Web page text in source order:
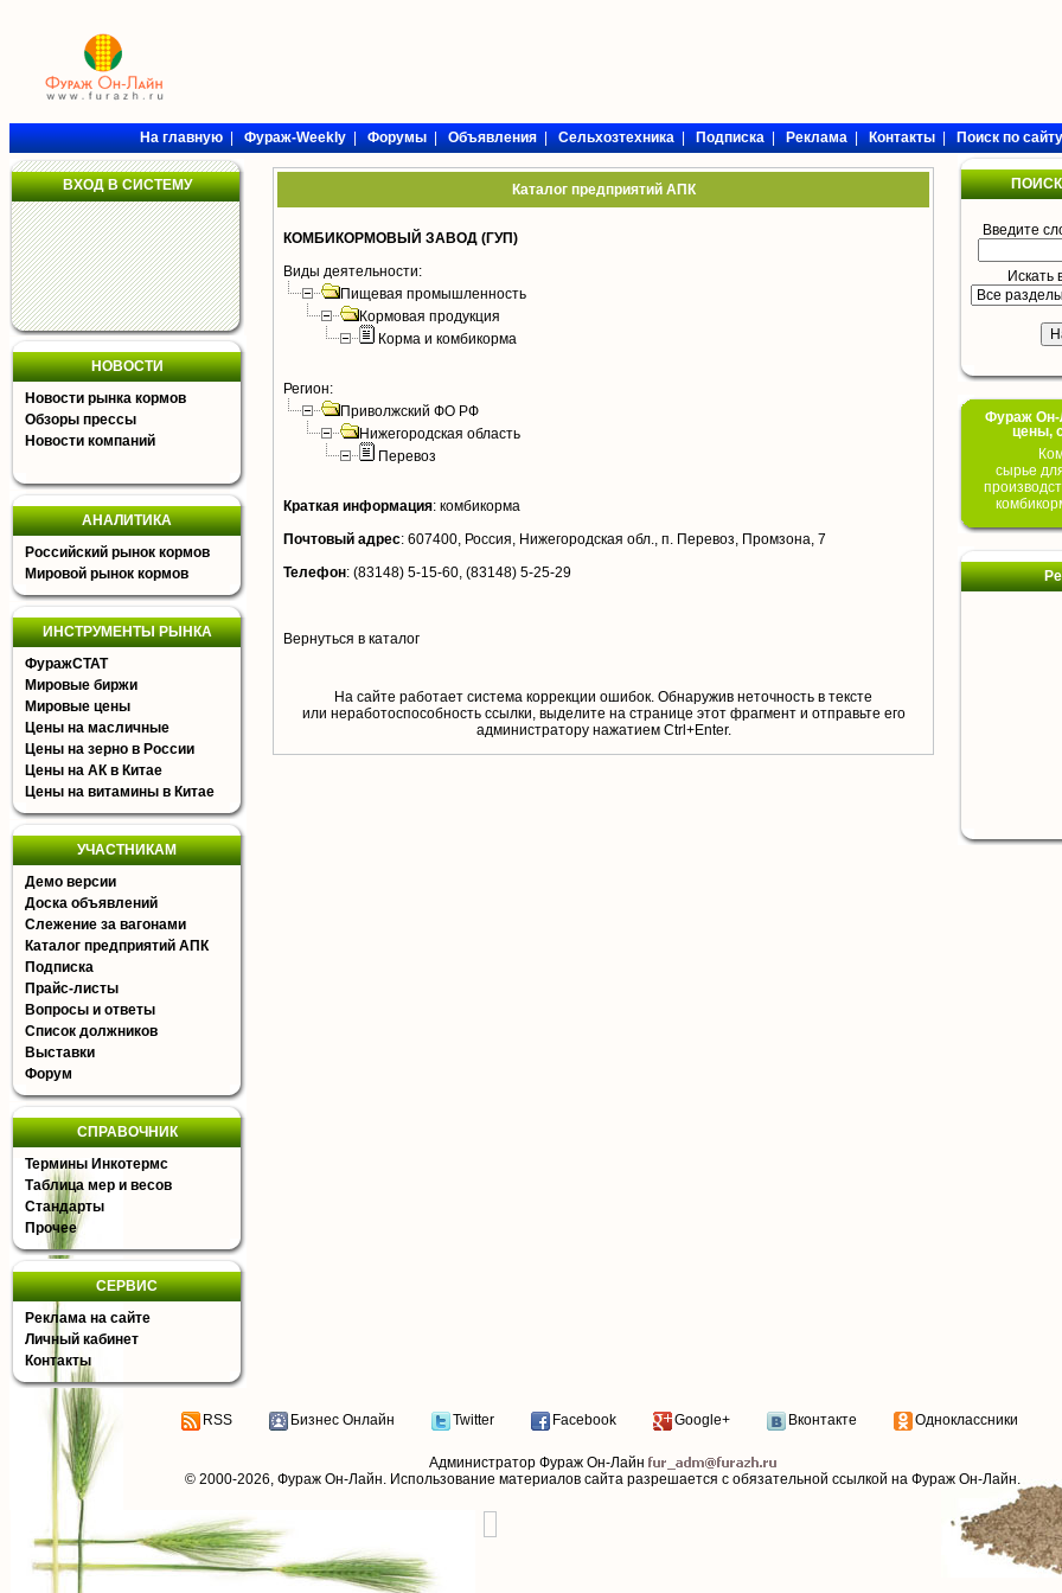
На главную|Фураж-Weekly|Форумы|Объявления|Сельхозтехника|Подписка|Реклама|Контакты|Поиск по сайту
ВХОД В СИСТЕМУ
НОВОСТИ
Новости рынка кормов
Обзоры прессы
Новости компаний
АНАЛИТИКА
Российский рынок кормов
Мировой рынок кормов
ИНСТРУМЕНТЫ РЫНКА
ФуражСТАТ
Мировые биржи
Мировые цены
Цены на масличные
Цены на зерно в России
Цены на АК в Китае
Цены на витамины в Китае
УЧАСТНИКАМ
Демо версии
Доска объявлений
Слежение за вагонами
Каталог предприятий АПК
Подписка
Прайс-листы
Вопросы и ответы
Список должников
Выставки
Форум
СПРАВОЧНИК
Термины Инкотермс
Таблица мер и весов
Стандарты
Прочее
СЕРВИС
Реклама на сайте
Личный кабинет
Контакты
Каталог предприятий АПК
КОМБИКОРМОВЫЙ ЗАВОД (ГУП)
Виды деятельности:
Пищевая промышленность
Кормовая продукция
Корма и комбикорма
Регион:
Приволжский ФО РФ
Нижегородская область
Перевоз
Краткая информация: комбикорма
Почтовый адрес: 607400, Россия, Нижегородская обл., п. Перевоз, Промзона, 7
Телефон: (83148) 5-15-60, (83148) 5-25-29
Вернуться в каталог
На сайте работает система коррекции ошибок. Обнаружив неточность в тексте
или неработоспособность ссылки, выделите на странице этот фрагмент и отправьте его
aдминистратору нажатием Ctrl+Enter.
Введите
Искать
Фураж Он-
цены,
сырье
RSS Бизнес Онлайн Twitter Facebook Google+ Вконтакте Одноклассники
Администратор Фураж Он-Лайн
© 2000-2026, Фураж Он-Лайн. Использование материалов сайта разрешается с обязательной ссылкой на Фураж Он-Лайн.